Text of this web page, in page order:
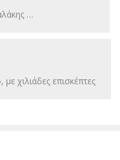
…
χιλιάδες επισκέπτες